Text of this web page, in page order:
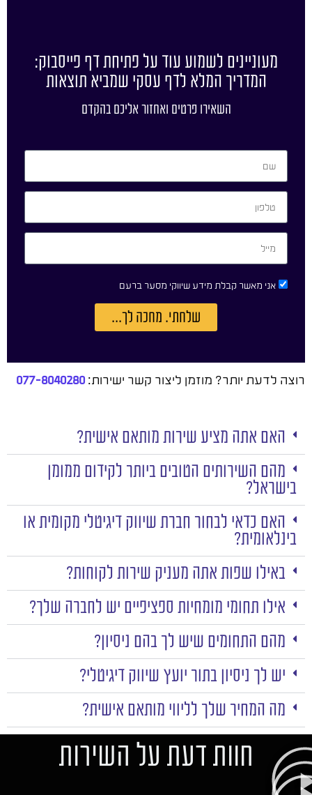
מעוניינים לשמוע עוד על פתיחת דף פייסבוק:
המדריך המלא לדף עסקי שמביא תוצאות
השאירו פרטים ואחזור אליכם בהקדם
אני מאשר קבלת מידע שיווקי מסער ברעם
שלחתי. מחכה לך...
רוצה לדעת יותר? מוזמן ליצור קשר ישירות:077-8040280
האם אתה מציע שירות מותאם אישית?
מהם השירותים הטובים ביותר לקידום ממומן
בישראל?
האם כדאי לבחור חברת שיווק דיגיטלי מקומית או
בינלאומית?
באילו שפות אתה מעניק שירות לקוחות?
אילו תחומי מומחיות ספציפיים יש לחברה שלך?
מהם התחומים שיש לך בהם ניסיון?
יש לך ניסיון בתור יועץ שיווק דיגיטלי?
מה המחיר שלך לליווי מותאם אישית?
חוות דעת על השירות